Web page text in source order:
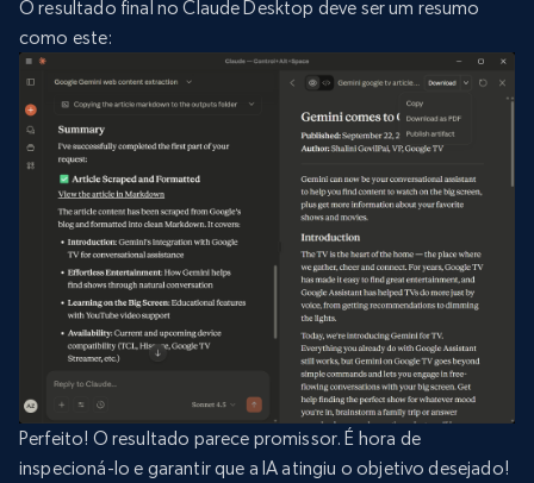
O resultado final no Claude Desktop deve ser um resumo
como este:
Perfeito! O resultado parece promissor. É hora de
inspecioná-lo e garantir que a IA atingiu o objetivo desejado!